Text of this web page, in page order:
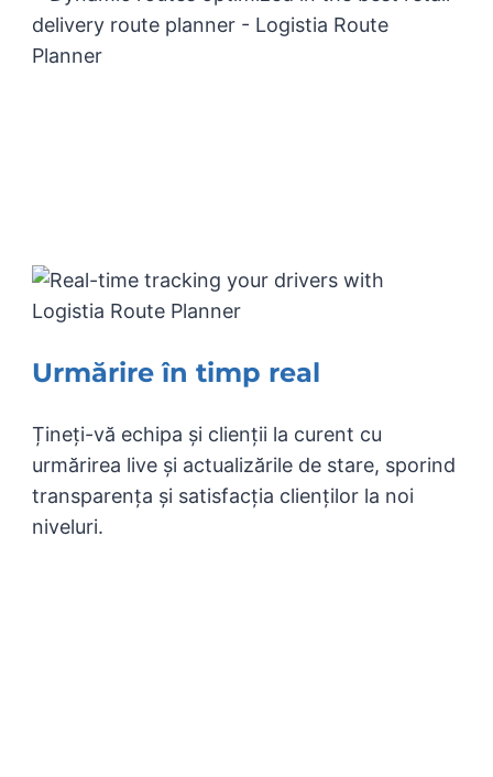
Urmărire în timp real
Țineți-vă echipa și clienții la curent cu
urmărirea live și actualizările de stare, sporind
transparența și satisfacția clienților la noi
niveluri.